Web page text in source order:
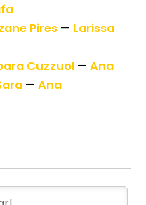
Pires — Larissa
Cuzzuol — Ana
— Ana